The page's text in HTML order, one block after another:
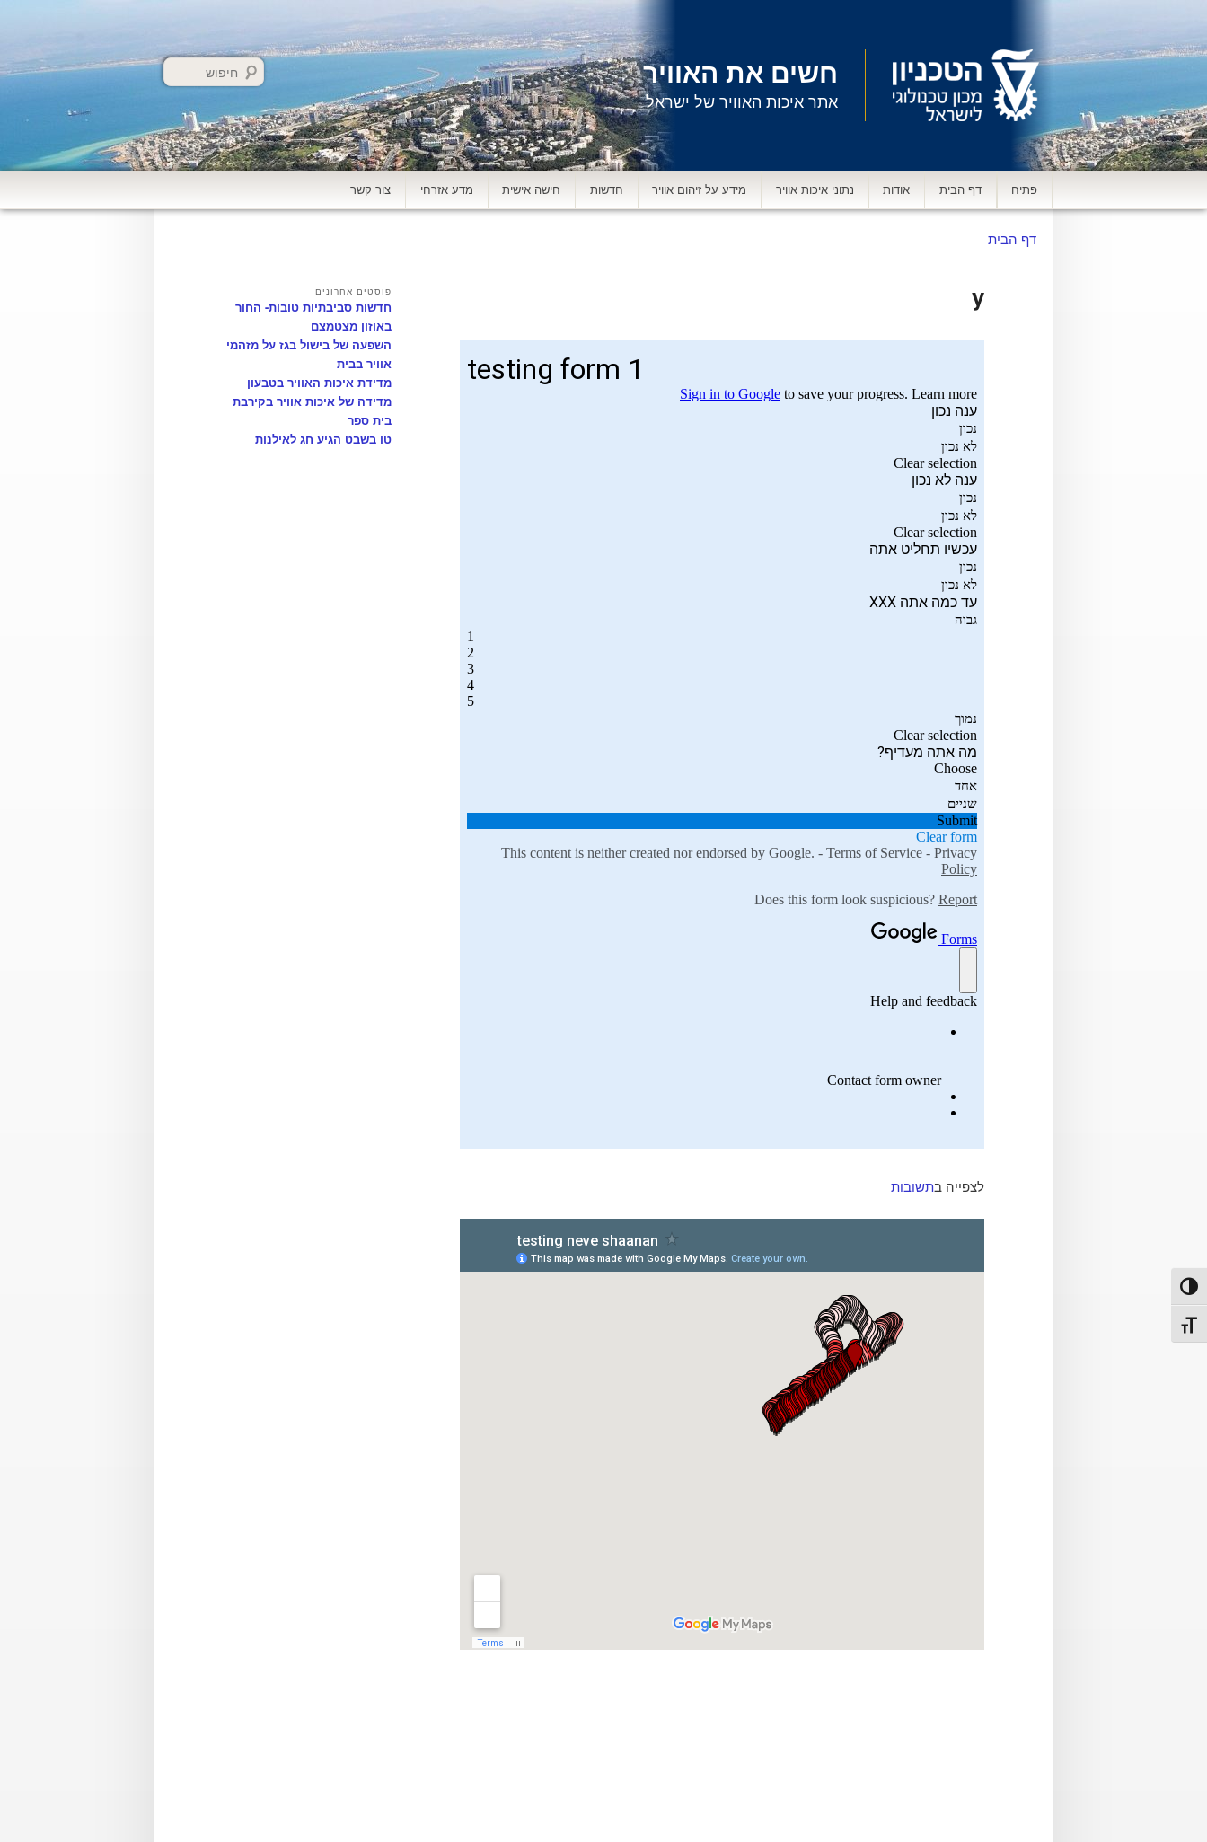
הפעל/כבה ניגודיות גבוהה
מתג גודל גופן
חשים את האוויר
אתר איכות האוויר של ישראל
חיפוש
ראשי
פתיח דף הבית אודות נתוני איכות אוויר מידע על זיהום אוויר חדשות חישה אישית מדע אזרחי צור קשר
דף הבית
y
לצפייה בתשובות
פוסטים אחרונים
חדשות סביבתיות טובות- החור
באוזון מצטמצם
השפעה של בישול בגז על מזהמי
אוויר בבית
מדידת איכות האוויר בטבעון
מדידה של איכות אוויר בקירבת
בית ספר
טו בשבט הגיע חג לאילנות